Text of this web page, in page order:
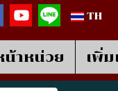
TH
น้าหน่วย เพิ่